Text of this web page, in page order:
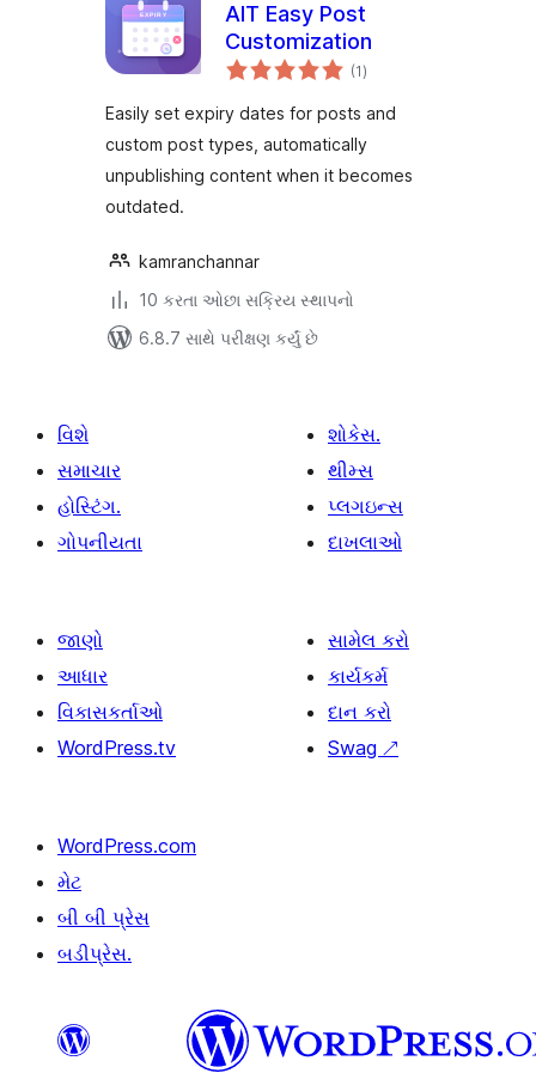
AIT Easy Post
Customization
(1કુલ
રેટિંગ્સ
)
Easily set expiry dates for posts and
custom post types, automatically
unpublishing content when it becomes
outdated.
kamranchannar
10 કરતા ઓછા સક્રિય સ્થાપનો
6.8.7 સાથે પરીક્ષણ કર્યું છે
વિશે
સમાચાર
હોસ્ટિંગ.
ગોપનીયતા
શોકેસ.
થીમ્સ
પ્લગઇન્સ
દાખલાઓ
જાણો
આધાર
વિકાસકર્તાઓ
WordPress.tv
સામેલ કરો
કાર્યકર્મ
દાન કરો
Swag ↗
WordPress.com
મેટ
બી બી પ્રેસ
બડીપ્રેસ.